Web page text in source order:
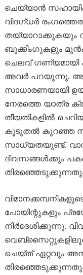
ചെയ്യാൻ
വിദഗ്ധർ
തയ്യാറാക്കുകയും
ബുക്കിംഗുകളും
ചെലവ് ഗണ്യമായി
അവർ പറയുന്നു.
സാധാരണയായി
നേരത്തെ യാത്ര
തീയതികളിൽ
കൂടുതൽ കുറഞ്ഞ
സാധ്യതയുണ്ട്.
ദിവസങ്ങൾക്കും
പോയിന്റുകളും
നിർദേശിക്കുന്നു.
ചെയ്ത് ഏറ്റവും